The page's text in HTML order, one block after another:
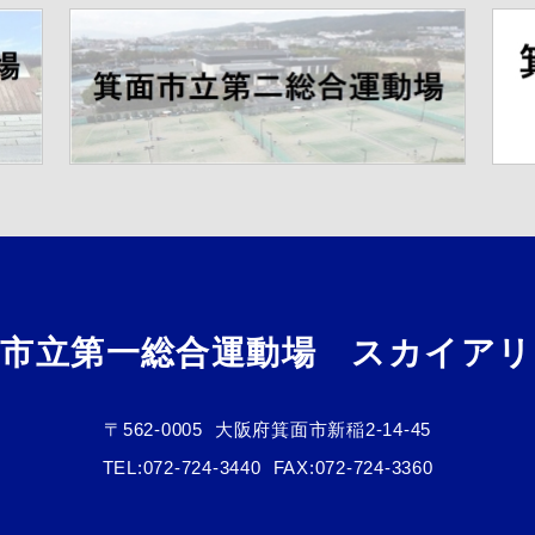
立第一総合運動場 スカイア
〒562-0005
大阪府箕面市新稲2-14-45
TEL:072-724-3440 FAX:072-724-3360